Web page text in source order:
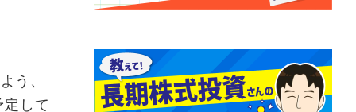
う、
して